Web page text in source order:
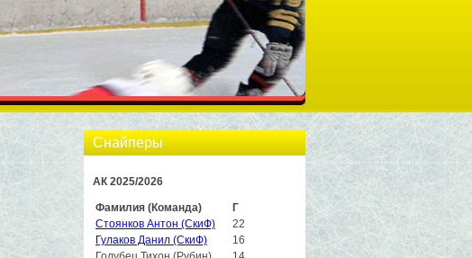
Снайперы
АК 2025/2026
Фамилия (Команда)
Г
Стоянков Антон (СкиФ)
22
Гулаков Данил (СкиФ)
16